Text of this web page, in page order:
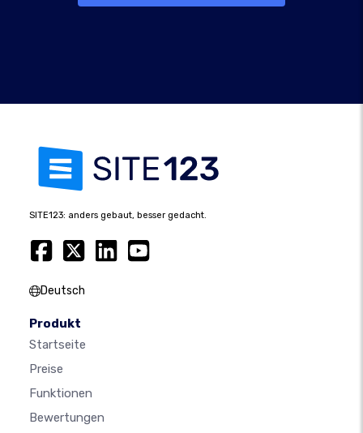
SITE123: anders gebaut, besser gedacht.
Deutsch
Produkt
Startseite
Preise
Funktionen
Bewertungen